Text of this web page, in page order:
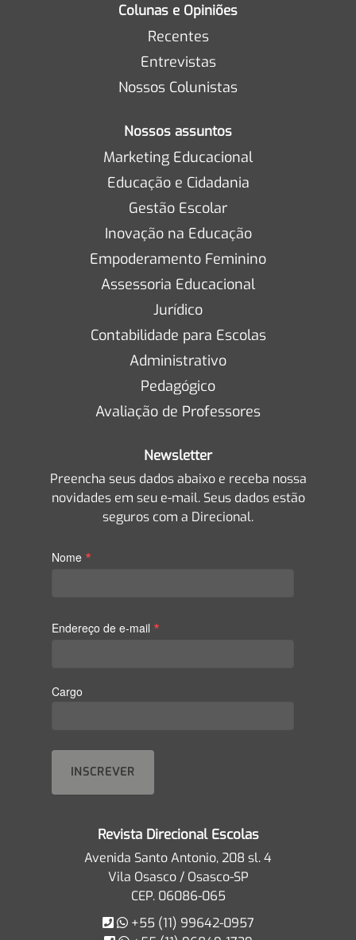
Colunas e Opiniões
Recentes
Entrevistas
Nossos Colunistas
Nossos assuntos
Marketing Educacional
Educação e Cidadania
Gestão Escolar
Inovação na Educação
Empoderamento Feminino
Assessoria Educacional
Jurídico
Contabilidade para Escolas
Administrativo
Pedagógico
Avaliação de Professores
Newsletter
Preencha seus dados abaixo e receba nossa
novidades em seu e-mail. Seus dados estão
seguros com a Direcional.
Nome *
Endereço de e-mail *
Cargo
Revista Direcional Escolas
Avenida Santo Antonio, 208 sl. 4
Vila Osasco / Osasco-SP
CEP. 06086-065
+55 (11) 99642-0957